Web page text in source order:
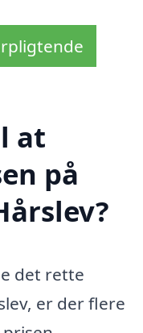
at
på
det rette
er der flere